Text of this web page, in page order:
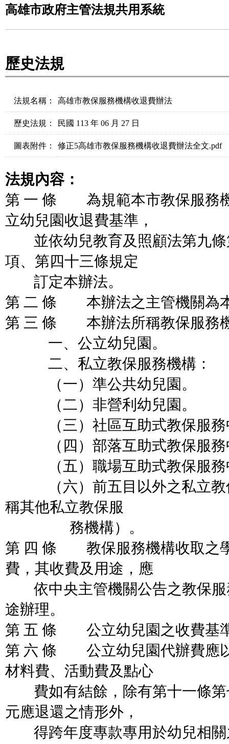
高雄市政府主管法規共用系統
歷史法規
法規名稱： 高雄市教保服務機構收退費辦法
歷史法規： 民國 113 年 06 月 27 日
圖表附件： 修正5高雄市教保服務機構收退費辦法全文.pdf
法規內容：
第 一 條 為規範本市教保服務
立幼兒園收退費基準，
並依幼兒教育及照顧法第九條
項、第四十三條規定
訂定本辦法。
第 二 條 本辦法之主管機關為
第 三 條 本辦法所稱教保服務
一、公立幼兒園。
二、私立教保服務機構：
（一）準公共幼兒園。
（二）非營利幼兒園。
（三）社區互助式教保服務
（四）部落互助式教保服務
（五）職場互助式教保服務
（六）前五目以外之私立教
稱其他私立教保服
務機構）。
第 四 條 教保服務機構收取之
費，其收費及用途，應
依中央主管機關公告之教保服
途辦理。
第 五 條 公立幼兒園之收費基
第 六 條 公立幼兒園代辦費應
材料費、活動費及點心
費如有結餘，除有第十一條第
元應退還之情形外，
得跨年度專款專用於幼兒相關